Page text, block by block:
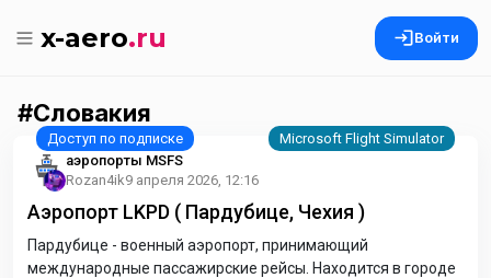
x-aero.ru Войти
Словакия
аэропорты MSFS
Rozan4ik9 апреля 2026, 12:16
Аэропорт LKPD ( Пардубице, Чехия )
Пардубице - военный аэропорт, принимающий
международные пассажирские рейсы. Находится в городе